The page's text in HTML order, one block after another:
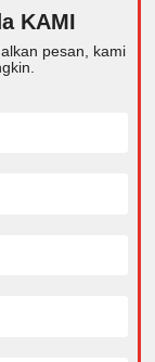
KAMI
pesan, kami